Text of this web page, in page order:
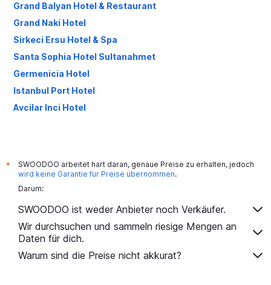
Grand Balyan Hotel & Restaurant
Grand Naki Hotel
Sirkeci Ersu Hotel & Spa
Santa Sophia Hotel Sultanahmet
Germenicia Hotel
Istanbul Port Hotel
Avcilar Inci Hotel
*
SWOODOO arbeitet hart daran, genaue Preise zu erhalten, jedoch
wird keine Garantie für Preise übernommen.
Darum:
SWOODOO ist weder Anbieter noch Verkäufer.
Wir durchsuchen und sammeln riesige Mengen an
Daten für dich.
Warum sind die Preise nicht akkurat?